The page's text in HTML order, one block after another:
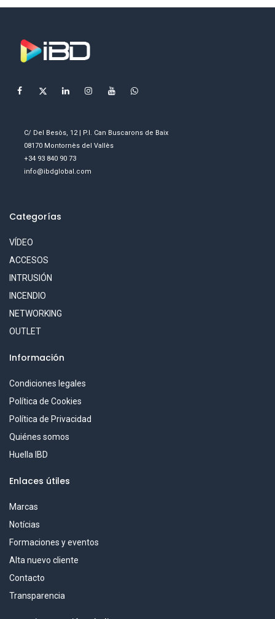
C/ Del Besòs, 12 | P.I. Can Buscarons de Baix
08170 Montornès del Vallès
+34 93 840 90 73
info@ibdglobal.com
Categorías
VÍDEO
ACCESOS
INTRUSIÓN
INCENDIO
NETWORKING
OUTLET
Información
Condiciones legales
Política de Cookies
Política de Privacidad
Quiénes somos
Huella IBD
Enlaces útiles
Marcas
Notícias
Formaciones y eventos
Alta nuevo cliente
Contacto
Transparencia